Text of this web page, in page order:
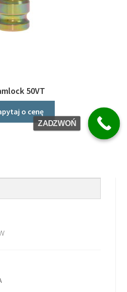
50VT
o cenę
ZADZWOŃ